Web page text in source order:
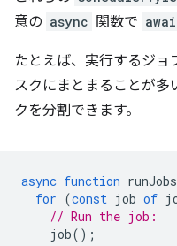
意の async 関数で
たとえば、実行するジョ
スクにまとまることが多
クを分割できます。
async function runJobs
for (const job of
// Run the job:
job();